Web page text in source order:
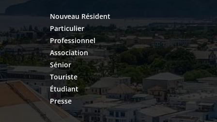
Nouveau Résident
Particulier
Professionnel
Association
Sénior
Touriste
Étudiant
Presse